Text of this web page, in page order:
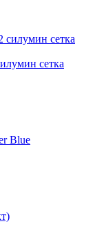
сетка
Blue